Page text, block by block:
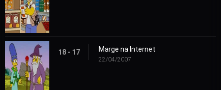
18 - 17 Marge na Internet
22/04/2007